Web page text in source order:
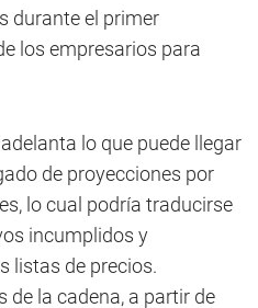
durante el primer
los empresarios para
lo que puede llegar
de proyecciones por
lo cual podría traducirse
incumplidos y
listas de precios.
de la cadena, a partir de